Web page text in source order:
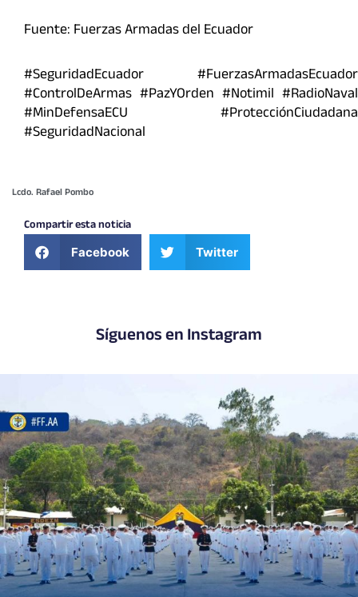
Fuente: Fuerzas Armadas del Ecuador
#SeguridadEcuador #FuerzasArmadasEcuador
#ControlDeArmas #PazYOrden #Notimil #RadioNaval
#MinDefensaECU #ProtecciónCiudadana
#SeguridadNacional
Lcdo. Rafael Pombo
Compartir esta noticia
Facebook Twitter
Síguenos en Instagram